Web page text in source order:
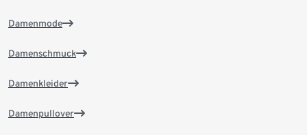
Damenmode
Damenschmuck
Damenkleider
Damenpullover